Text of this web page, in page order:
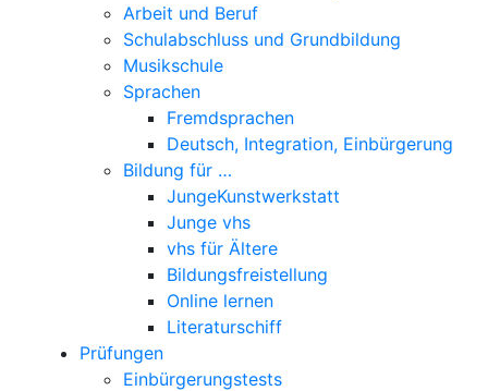
Arbeit und Beruf
Schulabschluss und Grundbildung
Musikschule
Sprachen
Fremdsprachen
Deutsch, Integration, Einbürgerung
Bildung für …
JungeKunstwerkstatt
Junge vhs
vhs für Ältere
Bildungsfreistellung
Online lernen
Literaturschiff
Prüfungen
Einbürgerungstests